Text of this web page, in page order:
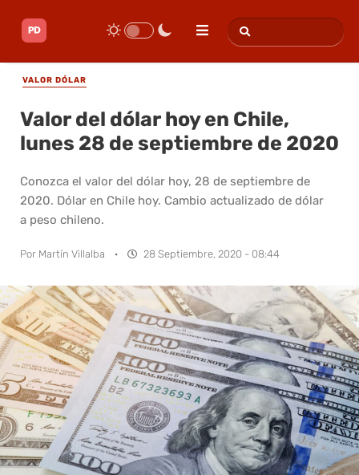
VALOR DÓLAR
Valor del dólar hoy en Chile,
lunes 28 de septiembre de 2020
Conozca el valor del dólar hoy, 28 de septiembre de
2020. Dólar en Chile hoy. Cambio actualizado de dólar
a peso chileno.
Por Martín Villalba · 28 Septiembre, 2020 - 08:44